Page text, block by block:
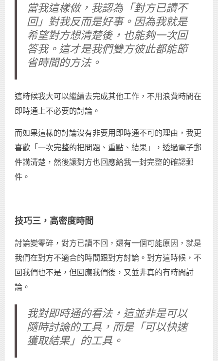
當我這樣做，我認為「對方已讀不
回」對我反而是好事。因為我就是
希望對方想清楚後，也能夠一次回
答我。這才是我們雙方彼此都能節
省時間的方法。
這時候我大可以繼續去完成其他工作，不用浪費時間在
即時通上不必要的討論。
而如果這樣的討論沒有非要用即時通不可的理由，我更
喜歡「一次完整的把問題、重點、結果」，透過電子郵
件講清楚，然後讓對方也回應給我一封完整的確認郵
件。
技巧三，高密度時間
討論變零碎，對方已讀不回，還有一個可能原因，就是
我們在對方不適合的時間跟對方討論。對方這時候，不
回我們也不是，但回應我們後，又並非真的有時間討
論。
我對即時通的看法，這並非是可以
隨時討論的工具，而是「可以快速
獲取結果」的工具。